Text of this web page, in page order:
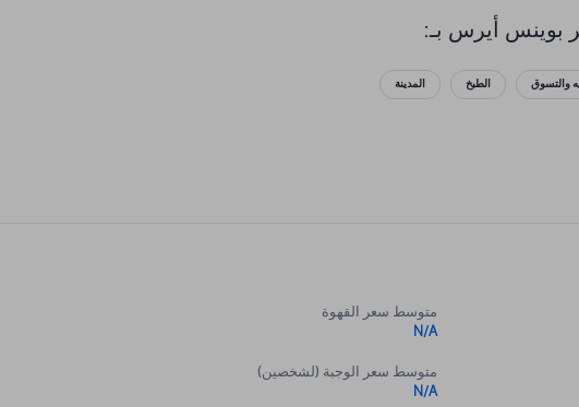
بوينس أيرس بـ:
والتسوق الطبخ المدينة
متوسط سعر القهوة
N/A
متوسط سعر الوجبة (لشخصين)
N/A